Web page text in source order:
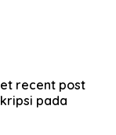
recent post
pada